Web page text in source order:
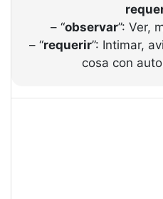
– “observar”: Ver,
– “requerir”: Intimar,
cosa con